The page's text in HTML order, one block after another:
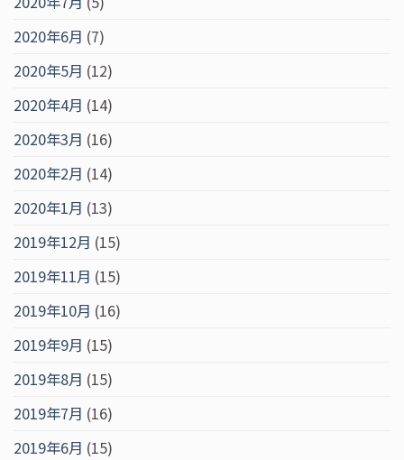
2020年6月 (7)
2020年5月 (12)
2020年4月 (14)
2020年3月 (16)
2020年2月 (14)
2020年1月 (13)
2019年12月 (15)
2019年11月 (15)
2019年10月 (16)
2019年9月 (15)
2019年8月 (15)
2019年7月 (16)
2019年6月 (15)